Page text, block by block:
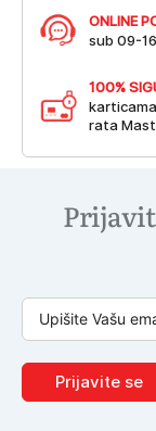
ONLINE
sub 09-
100%
rata
Prijavite se